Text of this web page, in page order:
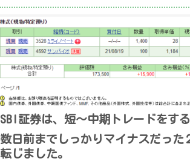
SBI証券は、短～中期トレードをす
数日前までしっかりマイナスだっ
転じました。